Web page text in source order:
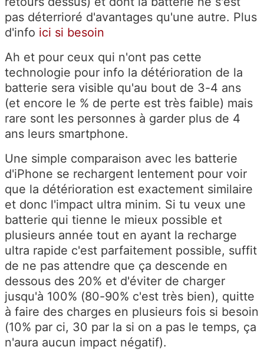
pas déterrioré d'avantages qu'une autre. Plus
d'info ici si besoin
Ah et pour ceux qui n'ont pas cette
technologie pour info la détérioration de la
batterie sera visible qu'au bout de 3-4 ans
(et encore le % de perte est très faible) mais
rare sont les personnes à garder plus de 4
ans leurs smartphone.
Une simple comparaison avec les batterie
d'iPhone se rechargent lentement pour voir
que la détérioration est exactement similaire
et donc l'impact ultra minim. Si tu veux une
batterie qui tienne le mieux possible et
plusieurs année tout en ayant la recharge
ultra rapide c'est parfaitement possible, suffit
de ne pas attendre que ça descende en
dessous des 20% et d'éviter de charger
jusqu'à 100% (80-90% c'est très bien), quitte
à faire des charges en plusieurs fois si besoin
(10% par ci, 30 par la si on a pas le temps, ça
n'aura aucun impact négatif).